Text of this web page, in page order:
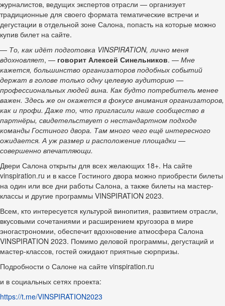
журналистов, ведущих экспертов отрасли — организует
традиционные для своего формата тематические встречи и
дегустации в отдельной зоне Салона, попасть на которые можно
купив билет на сайте.
— То, как идёт подготовка VINSPIRATION, лично меня
вдохновляет, — говорит Алексей Синельников. — Мне
кажется, большинство организаторов подобных событий
держат в голове только одну целевую аудиторию —
профессиональных людей вина. Как будто потребитель менее
важен. Здесь же он окажется в фокусе внимания организаторов,
как и профи. Даже то, что пригласили наше сообщество в
партнёры, свидетельствует о нестандартном подходе
команды Гостиного двора. Там много чего ещё интересного
ожидается. А уж размер и расположение площадки —
совершенно впечатляющи.
Двери Салона открыты для всех желающих 18+. На сайте
vinspiration.ru и в кассе Гостиного двора можно приобрести билеты
на один или все дни работы Салона, а также билеты на мастер-
классы и другие программы VINSPIRATION 2023.
Всем, кто интересуется культурой винопития, развитием отрасли,
вкусовыми сочетаниями и расширением кругозора в мире
эногастрономии, обеспечит вдохновение атмосфера Салона
VINSPIRATION 2023. Помимо деловой программы, дегустаций и
мастер-классов, гостей ожидают приятные сюрпризы.
Подробности о Салоне на сайте vinspiration.ru
и в социальных сетях проекта:
https://t.me/VINSPIRATION2023